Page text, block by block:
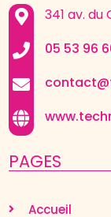
341 av.
05 53 96
PAGES
Accueil